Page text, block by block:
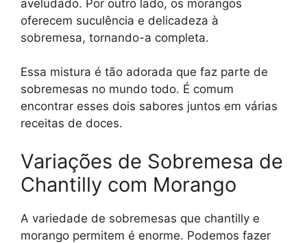
aveludado. Por outro lado, os morangos
oferecem suculência e delicadeza à
sobremesa, tornando-a completa.
Essa mistura é tão adorada que faz parte de
sobremesas no mundo todo. É comum
encontrar esses dois sabores juntos em várias
receitas de doces.
Variações de Sobremesa de
Chantilly com Morango
A variedade de sobremesas que chantilly e
morango permitem é enorme. Podemos fazer